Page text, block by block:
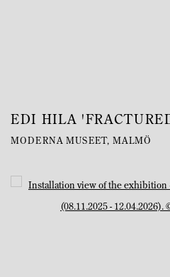
EDI HILA
MODERNA MUSEET, MALMÖ
Open a larger version of the following